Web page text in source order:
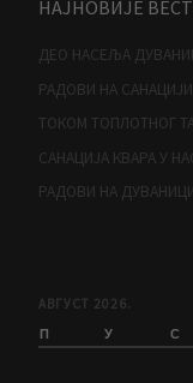
НАЈНОВИЈЕ
ДЕО НАСЕЉА
РАДОВИ НА
ТОКОМ ТОПЛОТНОГ
САНАЦИЈА КВАРА У
РАДОВИ НА
АВГУСТ 2026.
П У С